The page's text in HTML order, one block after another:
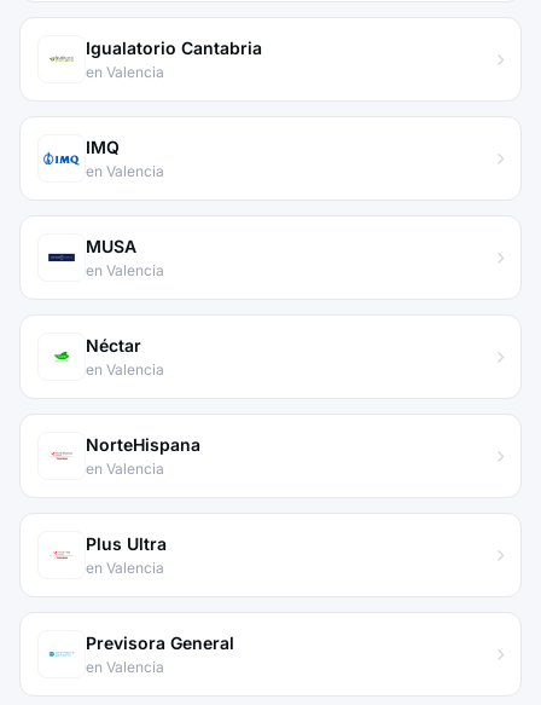
Igualatorio Cantabria
en Valencia
IMQ
en Valencia
MUSA
en Valencia
Néctar
en Valencia
NorteHispana
en Valencia
Plus Ultra
en Valencia
Previsora General
en Valencia